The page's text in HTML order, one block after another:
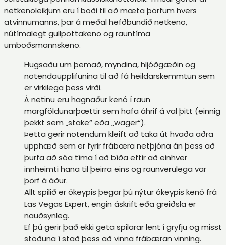
netkenoleikjum eru í boði til að mæta þörfum hvers
atvinnumanns, þar á meðal hefðbundið netkeno,
nútímalegt gullpottakeno og rauntíma
umboðsmannskeno.
Hugsaðu um þemað, myndina, hljóðgæðin og
notendaupplifunina til að fá heildarskemmtun sem
er virkilega þess virði.
Á netinu eru hagnaður kenó í raun
margföldunarþættir sem hafa áhrif á val þitt (einnig
þekkt sem „stake“ eða „wager“).
Þetta gerir notendum kleift að taka út hvaða aðra
upphæð sem er fyrir frábæra netþjóna án þess að
þurfa að sóa tíma í að bíða eftir að einhver
innheimti hana til þeirra eins og raunverulega var
þörf á áður.
Allt spilið er ókeypis þegar þú nýtur ókeypis kenó frá
Las Vegas Expert, engin áskrift eða greiðsla er
nauðsynleg.
Ef þú gerir það ekki geta spilarar lent í gryfju og misst
stöðuna í stað þess að vinna frábæran vinning.